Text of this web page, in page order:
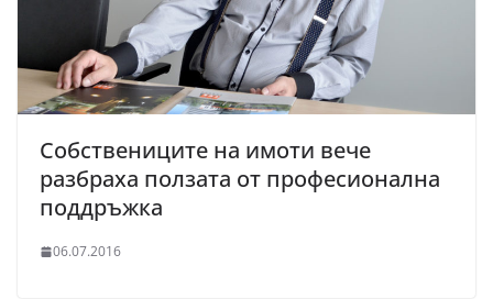
Собствениците на имоти вече
разбраха ползата от професионална
поддръжка
06.07.2016